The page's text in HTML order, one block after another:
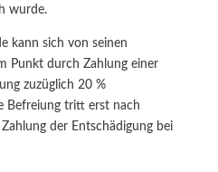
wurde.
sich von seinen
Punkt durch Zahlung einer
zuzüglich 20 %
Befreiung tritt erst nach
der Entschädigung bei